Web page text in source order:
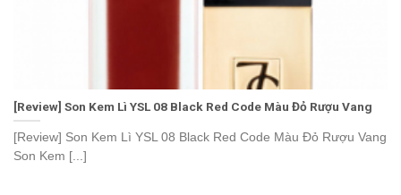
[Review] Son Kem Lì YSL 08 Black Red Code Màu Đỏ Rượu Vang
[Review] Son Kem Lì YSL 08 Black Red Code Màu Đỏ Rượu Vang
Son Kem [...]